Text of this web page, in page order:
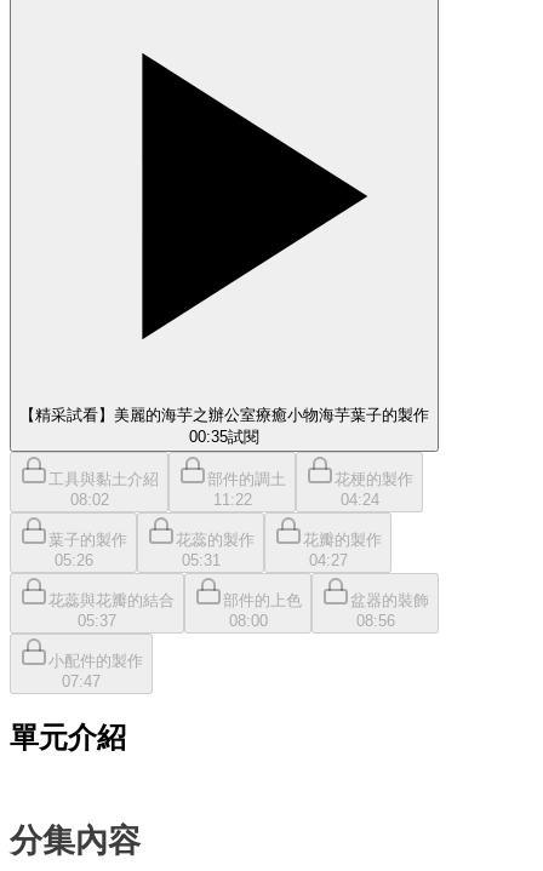
【精采試看】美麗的海芋之辦公室療癒小物海芋葉子的製作
00:35試閱
工具與黏土介紹
08:02
部件的調土
11:22
花梗的製作
04:24
葉子的製作
05:26
花蕊的製作
05:31
花瓣的製作
04:27
花蕊與花瓣的結合
05:37
部件的上色
08:00
盆器的裝飾
08:56
小配件的製作
07:47
單元介紹
分集內容